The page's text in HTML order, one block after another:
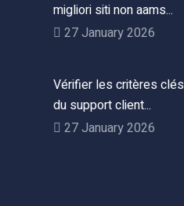
migliori siti non aams...
27 January 2026
Vérifier les critères clés
du support client...
27 January 2026